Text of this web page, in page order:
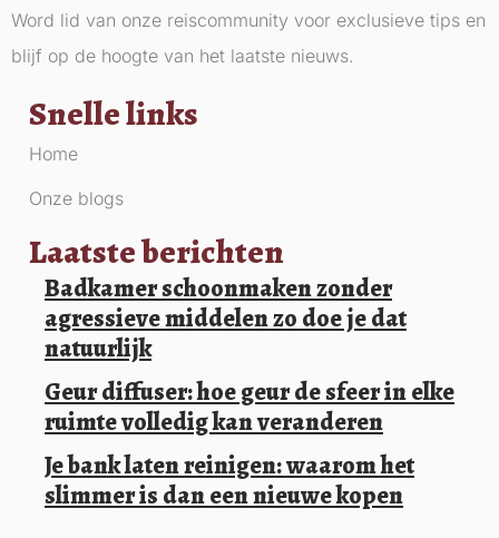
Word lid van onze reiscommunity voor exclusieve tips en
blijf op de hoogte van het laatste nieuws.
Snelle links
Home
Onze blogs
Laatste berichten
Badkamer schoonmaken zonder
agressieve middelen zo doe je dat
natuurlijk
Geur diffuser: hoe geur de sfeer in elke
ruimte volledig kan veranderen
Je bank laten reinigen: waarom het
slimmer is dan een nieuwe kopen